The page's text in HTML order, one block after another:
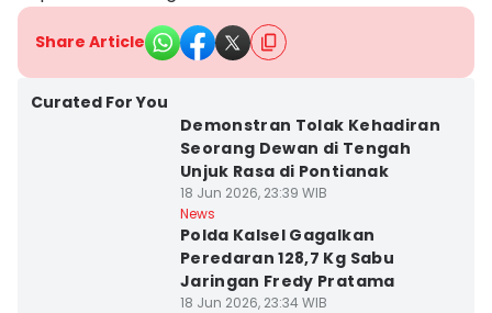
Share Article
Curated For You
Demonstran Tolak Kehadiran
Seorang Dewan di Tengah
Unjuk Rasa di Pontianak
18 Jun 2026, 23:39 WIB
News
Polda Kalsel Gagalkan
Peredaran 128,7 Kg Sabu
Jaringan Fredy Pratama
18 Jun 2026, 23:34 WIB